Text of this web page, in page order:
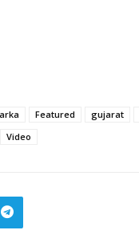
Featured gujarat
Video